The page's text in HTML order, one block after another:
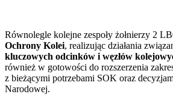
Równolegle kolejne zespoły żołnierzy 2
Ochrony Kolei, realizując działania
kluczowych odcinków i węzłów
również w gotowości do rozszerzenia
z bieżącymi potrzebami SOK oraz
Narodowej.